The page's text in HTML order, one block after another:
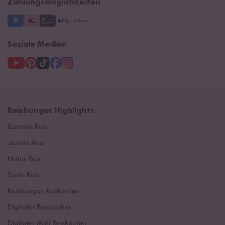
3 Jahre Garantie
Zahlungsmöglichkeiten
Soziale Medien
Reishunger Highlights
Basmati Reis
Jasmin Reis
Natur Reis
Sushi Reis
Reishunger Reiskocher
Digitaler Reiskocher
Digitaler Mini Reiskocher